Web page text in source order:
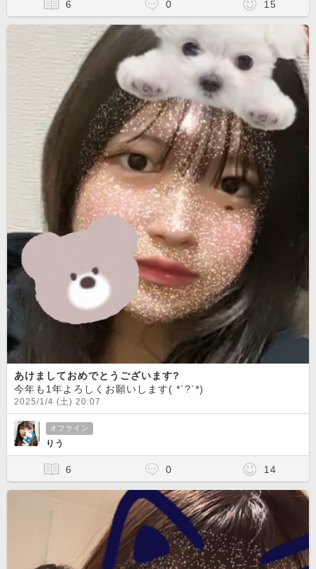
6 0 15
あけましておめでとうございます?
今年も1年よろしくお願いします( *´?`*)
2025/1/4 (土) 20:07
オフライン
りう
6 0 14